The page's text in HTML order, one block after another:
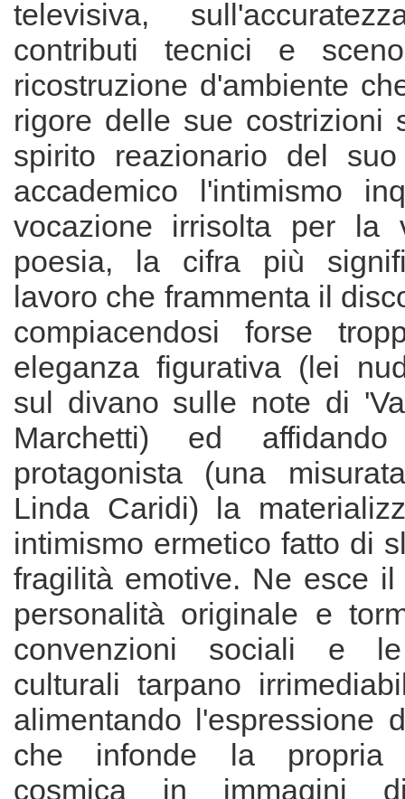
televisiva,
contributi tecnici e
ricostruzione d'ambiente
rigore delle sue costrizioni
spirito reazionario del suo
accademico l'intimismo
vocazione irrisolta per
poesia, la cifra più
lavoro che frammenta il
compiacendosi forse
eleganza figurativa (lei
sul divano sulle note di
Marchetti) ed
protagonista (una
Linda Caridi) la
intimismo ermetico fatto di
fragilità emotive. Ne esce
personalità originale e
convenzioni sociali e le
culturali tarpano
alimentando l'espressione
che infonde la propria
cosmica in immagini